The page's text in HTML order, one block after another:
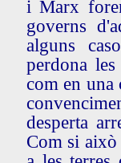
i Marx
governs
alguns
perdona
com en una
desperta
Com si això